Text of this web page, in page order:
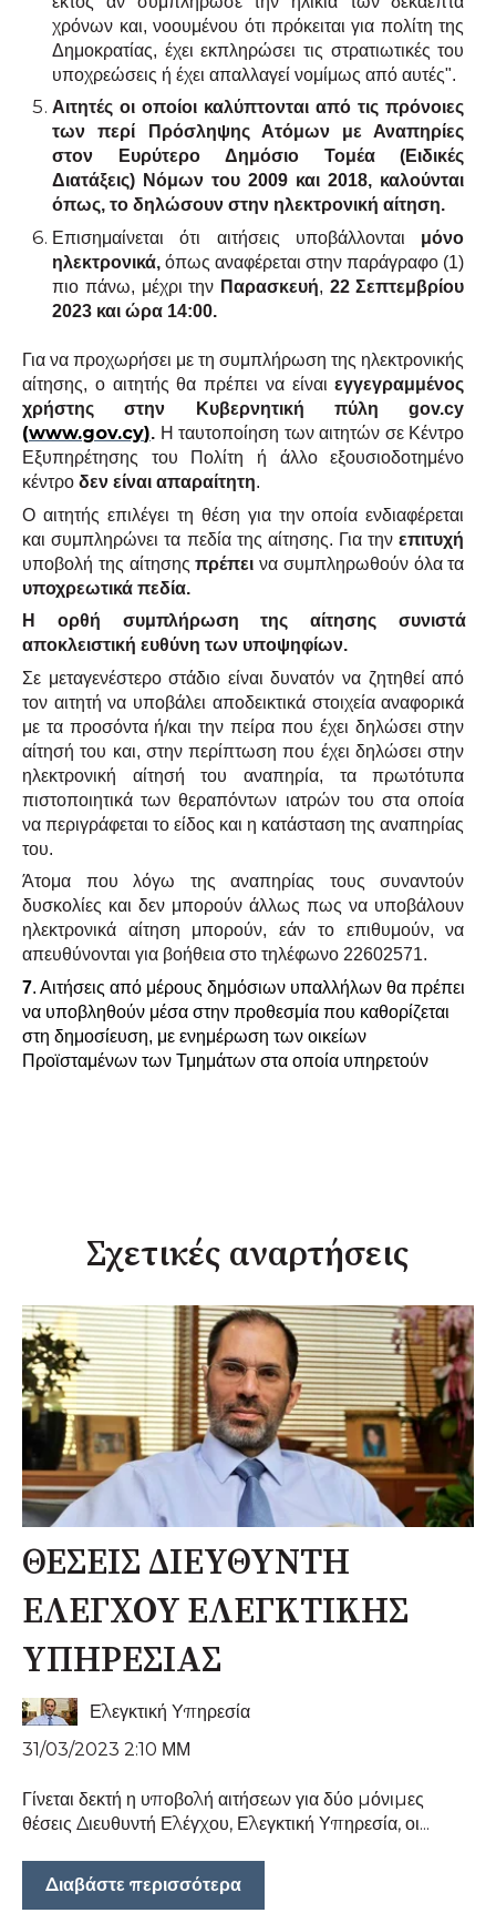
χρόνων και, νοουμένου ότι πρόκειται για πολίτη της
Δημοκρατίας, έχει εκπληρώσει τις στρατιωτικές του
υποχρεώσεις ή έχει απαλλαγεί νομίμως από αυτές".
Αιτητές οι οποίοι καλύπτονται από τις πρόνοιες
των περί Πρόσληψης Ατόμων με Αναπηρίες
στον Ευρύτερο Δημόσιο Τομέα (Ειδικές
Διατάξεις) Νόμων του 2009 και 2018, καλούνται
όπως, το δηλώσουν στην ηλεκτρονική αίτηση.
Επισημαίνεται ότι αιτήσεις υποβάλλονται μόνο
ηλεκτρονικά, όπως αναφέρεται στην παράγραφο (1)
πιο πάνω, μέχρι την Παρασκευή, 22 Σεπτεμβρίου
2023 και ώρα 14:00.
Για να προχωρήσει με τη συμπλήρωση της ηλεκτρονικής
αίτησης, ο αιτητής θα πρέπει να είναιεγγεγραμμένος
χρήστης στην Κυβερνητική πύληgov.cy
(www.gov.cy). Η ταυτοποίηση των αιτητών σε Κέντρο
Εξυπηρέτησης του Πολίτη ή άλλο εξουσιοδοτημένο
κέντρο δεν είναι απαραίτητη.
Ο αιτητής επιλέγει τη θέση για την οποία ενδιαφέρεται
και συμπληρώνει τα πεδία της αίτησης. Για τηνεπιτυχή
υποβολή της αίτησηςπρέπεινα συμπληρωθούν όλα τα
υποχρεωτικά πεδία.
Η ορθή συμπλήρωση της αίτησης συνιστά
αποκλειστική ευθύνη των υποψηφίων.
Σε μεταγενέστερο στάδιο είναι δυνατόν να ζητηθεί από
τον αιτητή να υποβάλει αποδεικτικά στοιχεία αναφορικά
με τα προσόντα ή/και την πείρα που έχει δηλώσει στην
αίτησή του και, στην περίπτωση που έχει δηλώσει στην
ηλεκτρονική αίτησή του αναπηρία, τα πρωτότυπα
πιστοποιητικά των θεραπόντων ιατρών του στα οποία
να περιγράφεται το είδος και η κατάσταση της αναπηρίας
του.
Άτομα που λόγω της αναπηρίας τους συναντούν
δυσκολίες και δεν μπορούν άλλως πως να υποβάλουν
ηλεκτρονικά αίτηση μπορούν, εάν το επιθυμούν, να
απευθύνονται για βοήθεια στο τηλέφωνο 22602571.
7. Αιτήσεις από μέρους δημόσιων υπαλλήλων θα πρέπει
να υποβληθούν μέσα στην προθεσμία που καθορίζεται
στη δημοσίευση, με ενημέρωση των οικείων
Προϊσταμένων των Τμημάτων στα οποία υπηρετούν
Σχετικές αναρτήσεις
ΘΕΣΕΙΣ ΔΙΕΥΘΥΝΤΗ
ΕΛΕΓΧΟΥ ΕΛΕΓΚΤΙΚΗΣ
ΥΠΗΡΕΣΙΑΣ
Ελεγκτική Υπηρεσία
31/03/2023 2:10 ΜΜ
Γίνεται δεκτή η υποβολή αιτήσεων για δύο μόνιμες
θέσεις Διευθυντή Ελέγχου, Ελεγκτική Υπηρεσία, οι...
Διαβάστε περισσότερα